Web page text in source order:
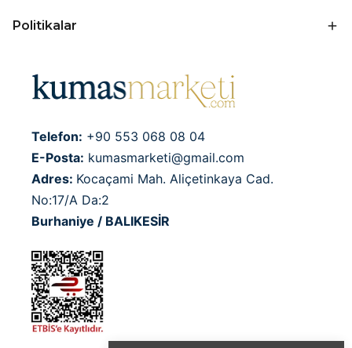
Politikalar
Telefon: +90 553 068 08 04
E-Posta: kumasmarketi@gmail.com
Adres: Kocaçami Mah. Aliçetinkaya Cad.
No:17/A Da:2
Burhaniye / BALIKESİR